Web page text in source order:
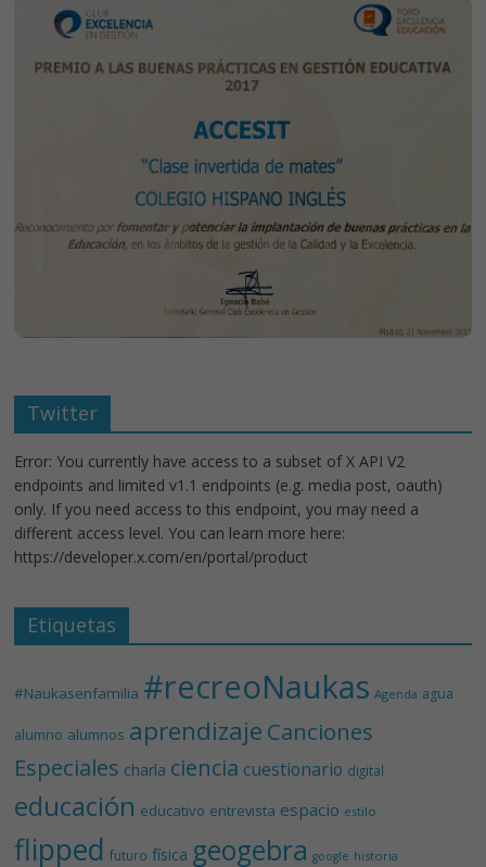
Twitter
Error: You currently have access to a subset of X API V2
endpoints and limited v1.1 endpoints (e.g. media post, oauth)
only. If you need access to this endpoint, you may need a
different access level. You can learn more here:
https://developer.x.com/en/portal/product
Etiquetas
#Naukasenfamilia #recreoNaukas Agenda agua
alumno alumnos aprendizaje Canciones
Especiales charla ciencia cuestionario digital
educación educativo entrevista espacio estilo
flipped futuro física geogebra google historia